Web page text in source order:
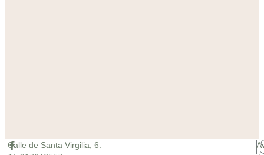
Calle de Santa Virgilia, 6.